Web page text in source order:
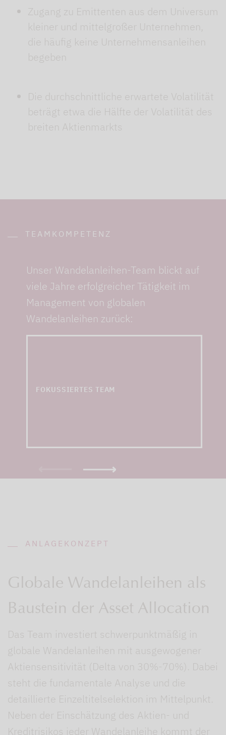
Zugang zu Emittenten aus dem Universum
kleiner und mittelgroßer Unternehmen,
die häufig keine Unternehmensanleihen
begeben
Die durchschnittliche erwartete Volatilität
beträgt etwa die Hälfte der Volatilität des
breiten Aktienmarkts
TEAMKOMPETENZ
Unser Wandelanleihen-Team blickt auf
viele Jahre erfolgreicher Tätigkeit im
Management von globalen
Wandelanleihen zurück:
FOKUSSIERTES TEAM
Convertible-Bond-
ANLAGEKONZEPT
Globale Wandelanleihen als
Baustein der Asset Allocation
Das Team investiert schwerpunktmäßig in
globale Wandelanleihen mit ausgewogener
Aktiensensitivität (Delta von 30%-70%). Dabei
steht die fundamentale Analyse und die
detaillierte Einzeltitelselektion im Mittelpunkt.
Neben der Einschätzung des Aktien- und
Kreditrisikos jeder Wandelanleihe kommt der